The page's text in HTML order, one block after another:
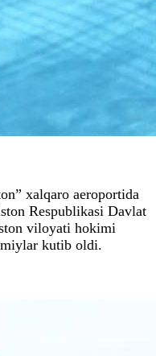
xalqaro aeroportida
Respublikasi Davlat
viloyati hokimi
kutib oldi.